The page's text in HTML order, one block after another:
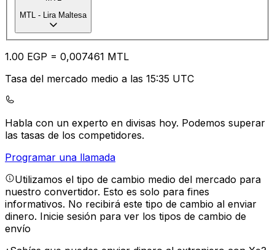
MTL - Lira Maltesa
1.00 EGP = 0,007461 MTL
Tasa del mercado medio a las 15:35 UTC
Habla con un experto en divisas hoy. Podemos superar
las tasas de los competidores.
Programar una llamada
Utilizamos el tipo de cambio medio del mercado para
nuestro convertidor. Esto es solo para fines
informativos. No recibirá este tipo de cambio al enviar
dinero. Inicie sesión para ver los tipos de cambio de
envío